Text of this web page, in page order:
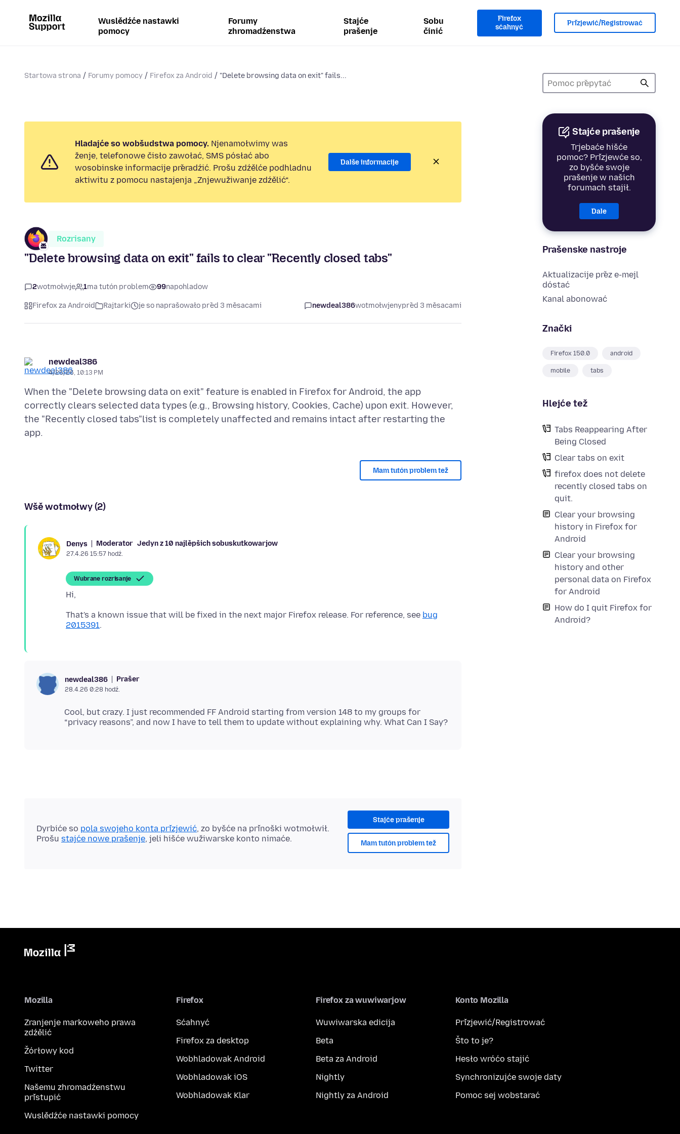
Wuslědźće nastawki
pomocy
Forumy
zhromadźenstwa
Stajće
prašenje
Sobu
činić
Firefox
sćahnyć
Přizjewić/Registrować
Startowa strona Forumy pomocy Firefox za Android "Delete browsing data on exit" fails...
Stajće prašenje
Trjebaće hišće
pomoc? Přizjewće so,
zo byšće swoje
prašenje w našich
forumach stajił.
Dale
Prašenske nastroje
Aktualizacije přez e-mejl
dóstać
Kanal abonować
Znački
Firefox 150.0 android
mobile tabs
Hlejće tež
Tabs Reappearing After
Being Closed
Clear tabs on exit
firefox does not delete
recently closed tabs on
quit.
Clear your browsing
history in Firefox for
Android
Clear your browsing
history and other
personal data on Firefox
for Android
How do I quit Firefox for
Android?
Hladajće so wobšudstwa pomocy. Njenamołwimy was
ženje, telefonowe čisło zawołać, SMS pósłać abo
wosobinske informacije přeradźić. Prošu zdźělće podhladnu
aktiwitu z pomocu nastajenja „Znjewužiwanje zdźělić“.
Dalše informacije
Rozrisany
"Delete browsing data on exit" fails to clear "Recently closed tabs"
2wotmołwje 1ma tutón problem 99napohladow
Firefox za Android Rajtarki je so naprašowało před 3 měsacami newdeal386wotmołwjenypřed 3 měsacami
newdeal386
4/25/26, 10:13 PM
When the "Delete browsing data on exit" feature is enabled in Firefox for Android, the app
correctly clears selected data types (e.g., Browsing history, Cookies, Cache) upon exit. However,
the "Recently closed tabs"list is completely unaffected and remains intact after restarting the
Mam tutón problem tež
Wšě wotmołwy (2)
Denys Moderator Jedyn z 10 najlěpšich sobuskutkowarjow
27.4.26 15:57 hodź.
Wubrane rozrisanje
That's a known issue that will be fixed in the next major Firefox release. For reference, see bug
2015391
newdeal386 Prašer
28.4.26 0:28 hodź.
Cool, but crazy. I just recommended FF Android starting from version 148 to my groups for
Stajće prašenje
Mam tutón problem tež
Dyrbiće so pola swojeho konta přizjewić, zo byšće na přinoški wotmołwił.
Prošu stajće nowe prašenje, jeli hišće wužiwarske konto nimaće.
Mozilla
Zranjenje markoweho prawa
zdźělić
Žórłowy kod
Twitter
Našemu zhromadźenstwu
přistupić
Wuslědźće nastawki pomocy
Firefox
Sćahnyć
Firefox za desktop
Wobhladowak Android
Wobhladowak iOS
Wobhladowak Klar
Firefox za wuwiwarjow
Wuwiwarska edicija
Beta
Beta za Android
Nightly
Nightly za Android
Konto Mozilla
Přizjewić/Registrować
Što to je?
Hesło wróćo stajić
Synchronizujće swoje daty
Pomoc sej wobstarać